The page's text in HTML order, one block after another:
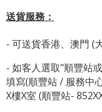
送貨服務：
- 可送貨香港、澳門 (
- 如客人選取"順豐站或
填寫(順豐站 / 服務中
X樓X室 (順豐站-